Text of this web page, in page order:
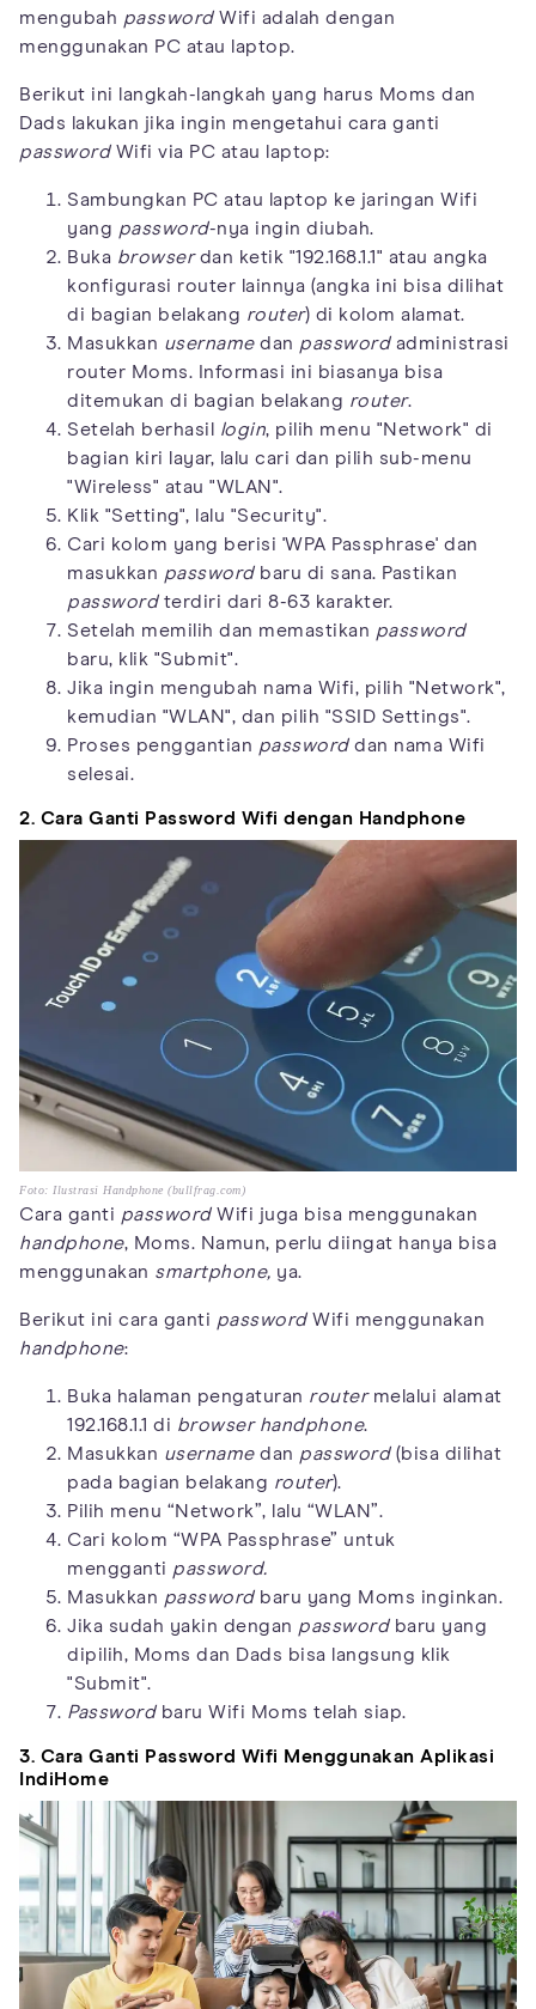
mengubah passwordWifi adalah dengan
menggunakan PC atau laptop.
Berikut ini langkah-langkah yang harus Moms dan
Dads lakukan jika ingin mengetahui cara ganti
passwordWifi via PC atau laptop:
Sambungkan PC atau laptop ke jaringan Wifi
yang password-nya ingin diubah.
Buka browserdan ketik "192.168.1.1" atau angka
konfigurasi router lainnya (angka ini bisa dilihat
di bagian belakang router) di kolom alamat.
Masukkan usernamedan passwordadministrasi
router Moms. Informasi ini biasanya bisa
ditemukan di bagian belakang router.
Setelah berhasil login, pilih menu "Network" di
bagian kiri layar, lalu cari dan pilih sub-menu
"Wireless" atau "WLAN".
Klik "Setting", lalu "Security".
Cari kolom yang berisi 'WPA Passphrase' dan
masukkan passwordbaru di sana. Pastikan
passwordterdiri dari 8-63 karakter.
Setelah memilih dan memastikan password
baru, klik "Submit".
Jika ingin mengubah nama Wifi, pilih "Network",
kemudian "WLAN", dan pilih "SSID Settings".
Proses penggantian passworddan nama Wifi
selesai.
2. Cara Ganti Password Wifi dengan Handphone
Foto: Ilustrasi Handphone (bullfrag.com)
Cara ganti passwordWifi juga bisa menggunakan
handphone, Moms. Namun, perlu diingat hanya bisa
menggunakan smartphone, ya.
Berikut ini cara ganti password Wifi menggunakan
handphone:
Buka halaman pengaturan routermelalui alamat
192.168.1.1 di browser handphone.
Masukkan usernamedan password(bisa dilihat
pada bagian belakang router).
Pilih menu “Network”, lalu “WLAN”.
Cari kolom “WPA Passphrase” untuk
mengganti password.
Masukkan passwordbaru yang Moms inginkan.
Jika sudah yakin dengan passwordbaru yang
dipilih, Moms dan Dads bisa langsung klik
"Submit".
Passwordbaru Wifi Moms telah siap.
3. Cara Ganti Password Wifi Menggunakan Aplikasi
IndiHome